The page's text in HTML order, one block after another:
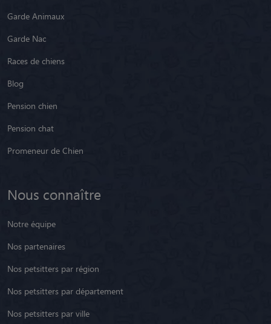
Garde Animaux
Garde Nac
Races de chiens
Blog
Pension chien
Pension chat
Promeneur de Chien
Nous connaître
Notre équipe
Nos partenaires
Nos petsitters par région
Nos petsitters par département
Nos petsitters par ville